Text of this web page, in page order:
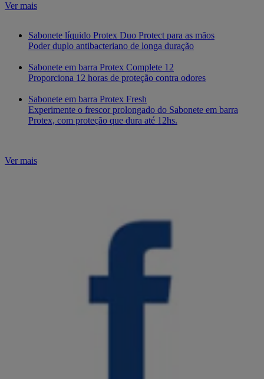
Ver mais
Sabonete líquido Protex Duo Protect para as mãos
Poder duplo antibacteriano de longa duração
Sabonete em barra Protex Complete 12
Proporciona 12 horas de proteção contra odores
Sabonete em barra Protex Fresh
Experimente o frescor prolongado do Sabonete em barra
Protex, com proteção que dura até 12hs.
Ver mais